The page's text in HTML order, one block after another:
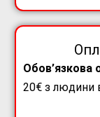
Обов’язкова
20€ з людини